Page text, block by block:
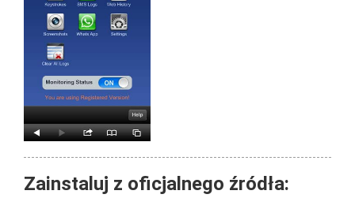
Zainstaluj z oficjalnego źródła: